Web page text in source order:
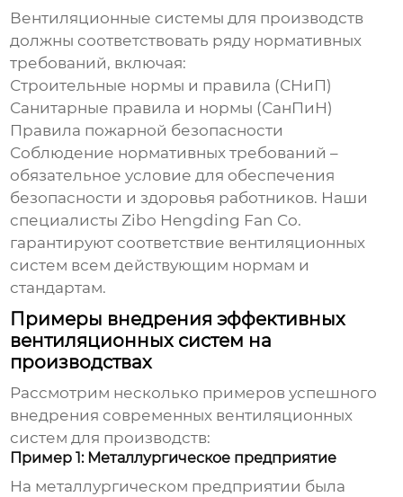
Вентиляционные системы для производств
должны соответствовать ряду нормативных
требований, включая:
Строительные нормы и правила (СНиП)
Санитарные правила и нормы (СанПиН)
Правила пожарной безопасности
Соблюдение нормативных требований –
обязательное условие для обеспечения
безопасности и здоровья работников. Наши
специалистыZibo Hengding Fan Co.
гарантируют соответствие вентиляционных
систем всем действующим нормам и
стандартам.
Примеры внедрения эффективных
вентиляционных систем на
производствах
Рассмотрим несколько примеров успешного
внедрения современных вентиляционных
систем для производств:
Пример 1: Металлургическое предприятие
На металлургическом предприятии была